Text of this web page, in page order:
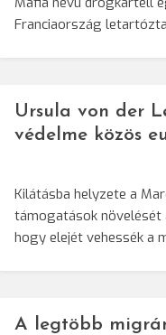
Franciaország
Ursula von der
védelme közös
Kilátásba helyzete a
támogatások növelését
hogy elejét vehessék a
A legtöbb